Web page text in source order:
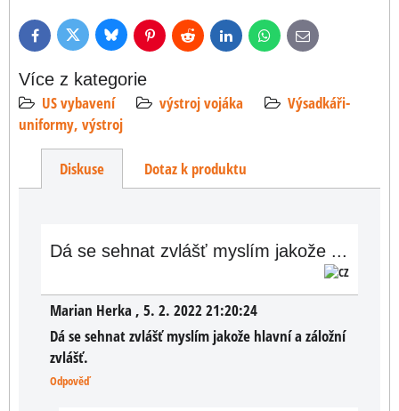
FacebookTwitter BlueskyPinterestReddit LinkedInWhatsApp
E-
mail
Více z kategorie
US vybavení
výstroj vojáka
Výsadkáři-
uniformy, výstroj
Diskuse Dotaz k produktu
Dá se sehnat zvlášť myslím jakože ...
Marian Herka , 5. 2. 2022 21:20:24
Dá se sehnat zvlášť myslím jakože hlavní a záložní
zvlášť.
Odpověď